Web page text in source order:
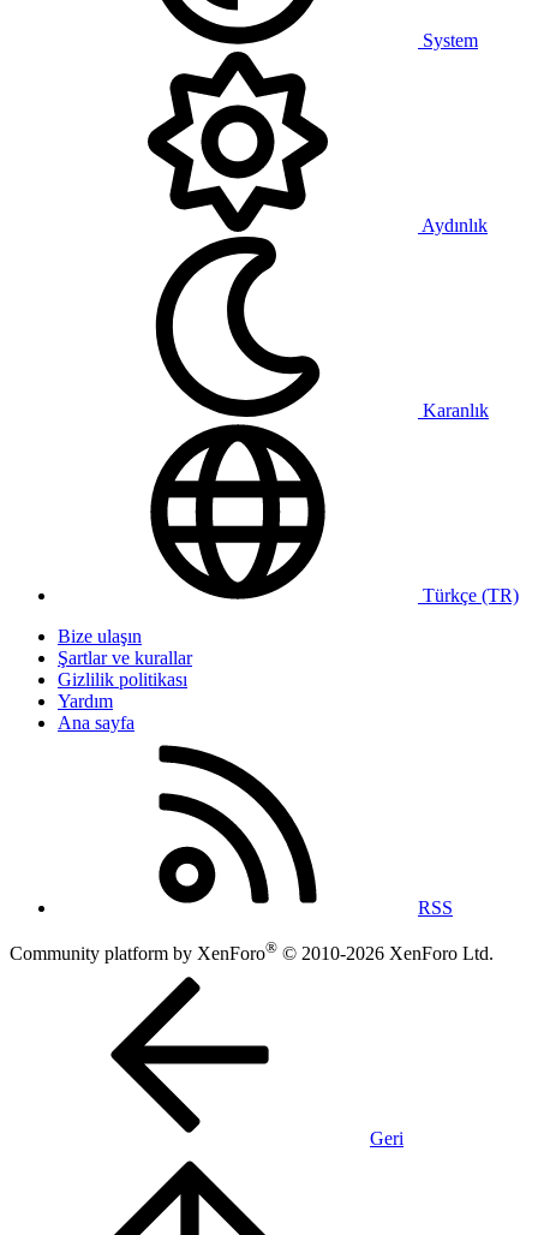
System
Aydınlık
Karanlık
Türkçe (TR)
Bize ulaşın
Şartlar ve kurallar
Gizlilik politikası
Yardım
Ana sayfa
RSS
Community platform by XenForo® © 2010-2026 XenForo Ltd.
Geri